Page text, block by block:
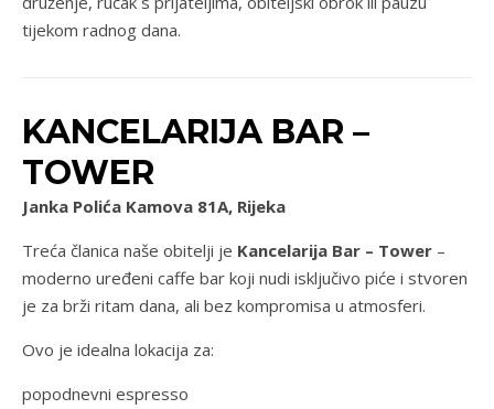
tijekom radnog dana.
KANCELARIJA BAR –
TOWER
Janka Polića Kamova 81A, Rijeka
Treća članica naše obitelji je Kancelarija Bar – Tower –
moderno uređeni caffe bar koji nudi isključivo piće i stvoren
je za brži ritam dana, ali bez kompromisa u atmosferi.
Ovo je idealna lokacija za:
popodnevni espresso